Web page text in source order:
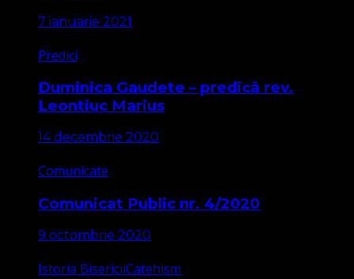
7 ianuarie 2021
Predici
Duminica Gaudete – predică rev.
Leontiuc Marius
14 decembrie 2020
Comunicate
Comunicat Public nr. 4/2020
9 octombrie 2020
Istoria BisericiiCatehism